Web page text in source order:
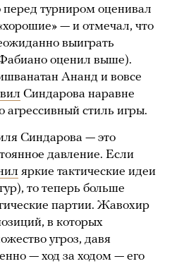
турниром оценивал
— и отмечал, что
выиграть
оценил выше).
Ананд и вовсе
Синдарова наравне
агрессивный стиль игры.
Синдарова — это
давление. Если
яркие тактические идеи
то теперь больше
партии. Жавохир
в которых
угроз, давя
— ход за ходом — его